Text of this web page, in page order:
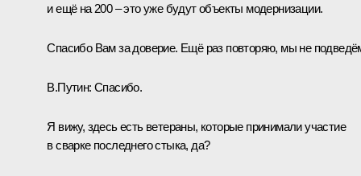
и ещё на 200 – это уже будут объекты модернизации.
Спасибо Вам за доверие. Ещё раз повторяю, мы не
В.Путин: Спасибо.
Я вижу, здесь есть ветераны, которые принимали участие
в сварке последнего стыка, да?